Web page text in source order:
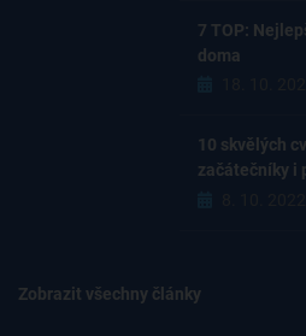
7 TOP:
doma
10 skvělých
začátečníky i
Zobrazit všechny články